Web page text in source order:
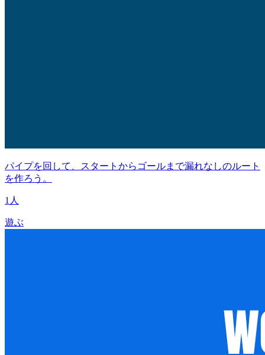
パイプを回して、スタートからゴールまで漏れなしのルート
を作ろう。
1人
遊ぶ